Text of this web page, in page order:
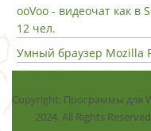
ooVoo - видеочат как в
12 чел.
Умный браузер Mozilla
Copyright: Программы для
2024. All Rights